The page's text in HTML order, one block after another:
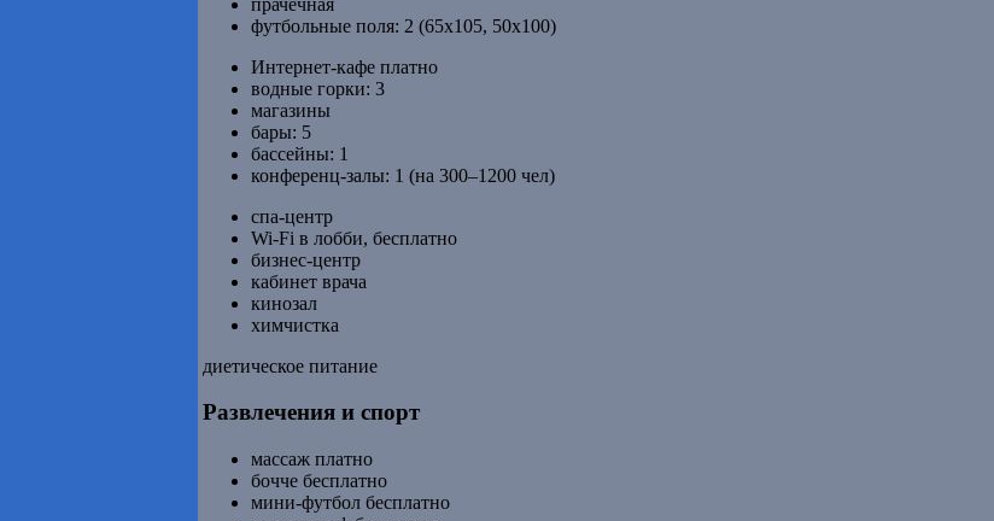
футбольные поля: 2 (65х105, 50х100)
Интернет-кафе платно
водные горки: 3
магазины
бары: 5
бассейны: 1
конференц-залы: 1 (на 300–1200 чел)
спа-центр
Wi-Fi в лобби, бесплатно
бизнес-центр
кабинет врача
кинозал
химчистка
диетическое питание
Развлечения и спорт
массаж платно
бочче бесплатно
мини-футбол бесплатно